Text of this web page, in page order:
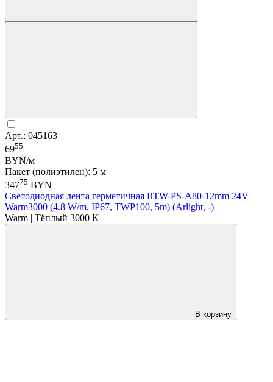
Арт.: 045163
6955
BYN/м
Пакет (полиэтилен): 5 м
34775 BYN
Светодиодная лента герметичная RTW-PS-A80-12mm 24V
Warm3000 (4.8 W/m, IP67, TWP100, 5m) (Arlight, -)
Warm | Тёплый 3000 K
В корзину